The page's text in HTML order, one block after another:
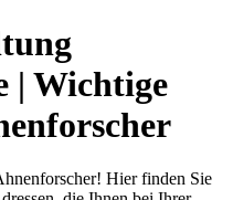
| Wichtige
Hier finden Sie